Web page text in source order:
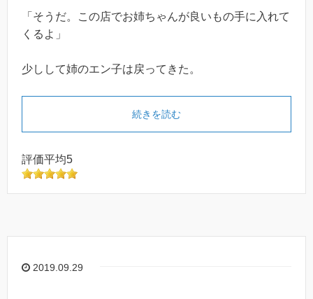
「そうだ。この店でお姉ちゃんが良いもの手に入れて
くるよ」
少しして姉のエン子は戻ってきた。
続きを読む
評価平均5
2019.09.29